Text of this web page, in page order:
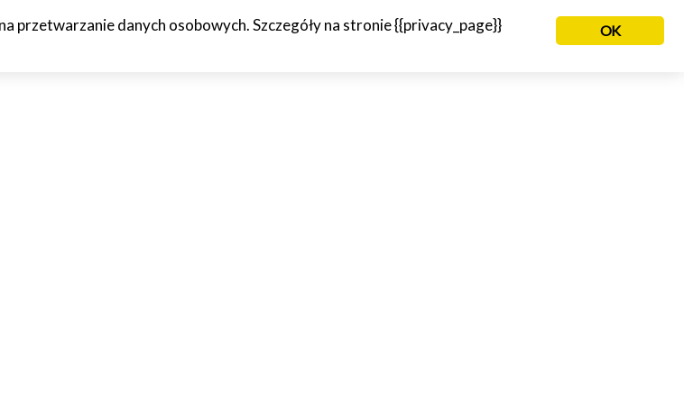
JAZDA PRÓBNA WTF! O MNIE OK
danych osobowych. Szczegóły na stronie {{privacy_page}}